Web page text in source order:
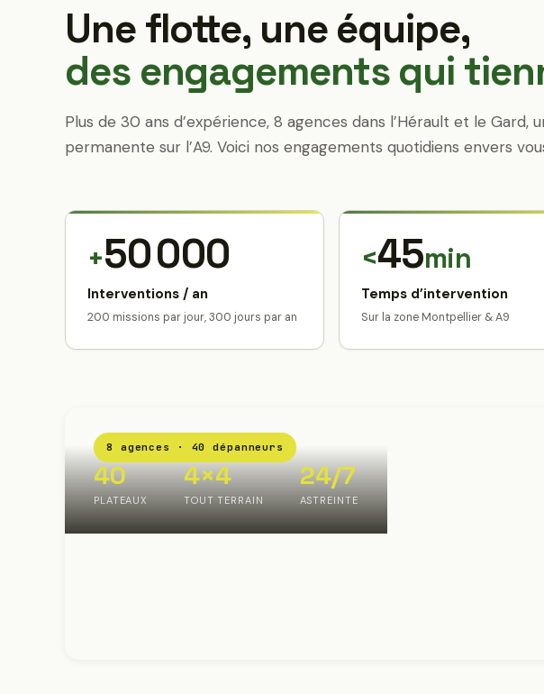
Une flotte, une équipe,
des engagements qui
Plus de 30 ans d’expérience, 8 agences dans l’Hérault et le Gard,
permanente sur l’A9. Voici nos engagements quotidiens envers
+50 000
Interventions / an
200 missions par jour, 300 jours par an
<45min
Temps d’intervention
Sur la zone Montpellier & A9
8 agences · 40 dépanneurs
40
PLATEAUX
4×4
TOUT TERRAIN
24/7
ASTREINTE